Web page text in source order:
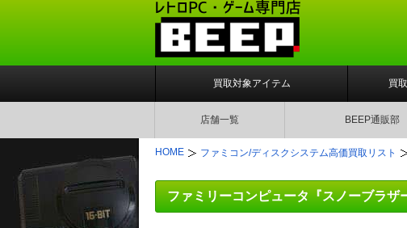
買取対象アイテム 買
店舗一覧 BEEP通販部
HOME ファミコン/ディスクシステム高価買取リスト
ファミリーコンピュータ『スノーブラザ